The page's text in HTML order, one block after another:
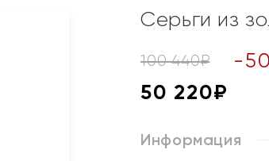
Серьги из
100 440₽ -50
50 220₽
Информация